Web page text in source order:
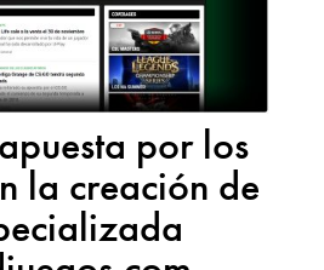
por los
la creación de